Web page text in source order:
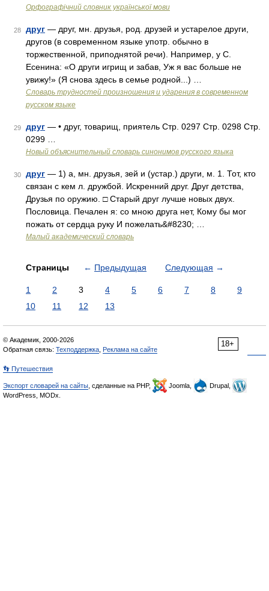
Орфографічний словник української мови
28 друг — друг, мн. друзья, род. друзей и устарелое други,
другов (в современном языке употр. обычно в
торжественной, приподнятой речи). Например, у С.
Есенина: «О други игрищ и забав, Уж я вас больше не
увижу!» (Я снова здесь в семье родной...) …
Словарь трудностей произношения и ударения в современном
русском языке
29 друг — • друг, товарищ, приятель Стр. 0297 Стр. 0298 Стр.
0299 …
Новый объяснительный словарь синонимов русского языка
30 друг — 1) а, мн. друзья, зей и (устар.) други, м. 1. Тот, кто
связан с кем л. дружбой. Искренний друг. Друг детства,
Друзья по оружию. □ Старый друг лучше новых двух.
Пословица. Печален я: со мною друга нет, Кому бы мог
пожать от сердца руку И пожелать&#8230; …
Малый академический словарь
Страницы ← Предыдущая Следующая →
1 2 3 4 5 6 7 8
9
10
11 12 13
18+
© Академик, 2000-2026
Обратная связь: Техподдержка Реклама на сайте
👣 Путешествия
Экспорт словарей на сайты , сделанные на PHP, Joomla,
Drupal,
WordPress, MODx.